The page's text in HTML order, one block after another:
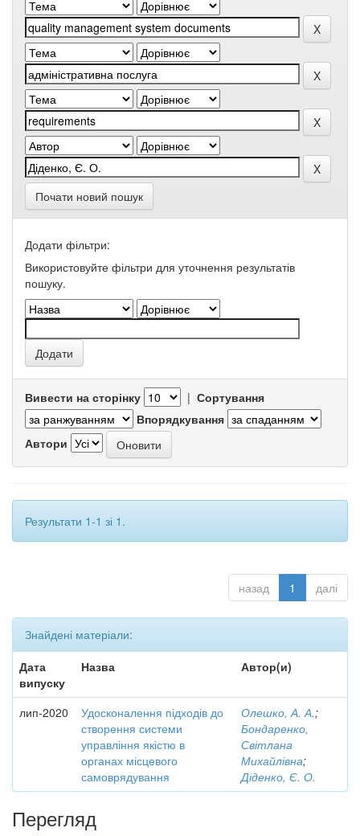
Почати новий пошук
Додати фільтри:
Використовуйте фільтри для уточнення результатів
пошуку.
Вивести на сторінку | Сортування
Впорядкування
Автори
Результати 1-1 зі 1.
назад 1 далі
Знайдені матеріали:
Дата
випуску
Назва Автор(и)
лип-2020
Удосконалення підходів до
створення системи
управління якістю в
органах місцевого
самоврядування
Олешко, А. А.;
Бондаренко,
Світлана
Михайлівна;
Діденко, Є. О.
Перегляд